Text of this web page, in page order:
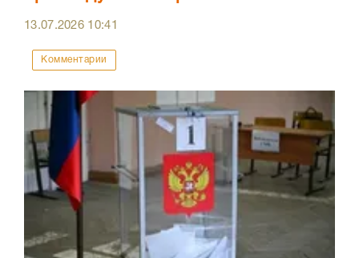
13.07.2026 10:41
Комментарии